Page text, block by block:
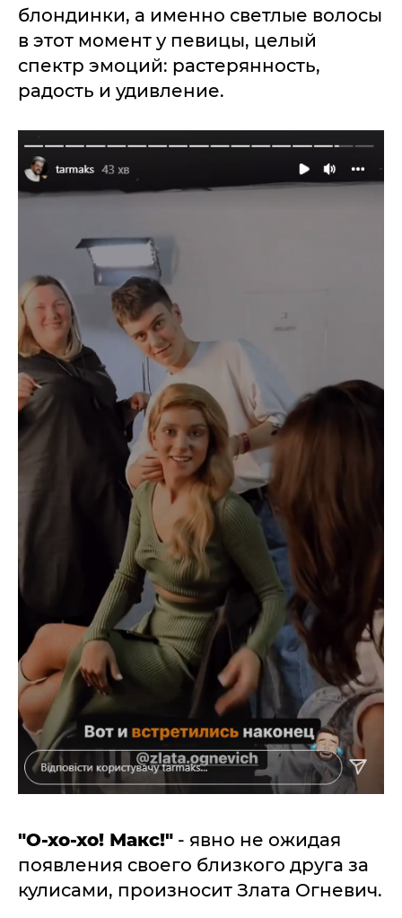
блондинки, а именно светлые волосы
в этот момент у певицы, целый
спектр эмоций: растерянность,
радость и удивление.
"О-хо-хо! Макс!" - явно не ожидая
появления своего близкого друга за
кулисами, произносит Злата Огневич.